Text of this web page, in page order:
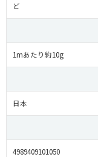
ど
1mあたり約10g
日本
4989409101050